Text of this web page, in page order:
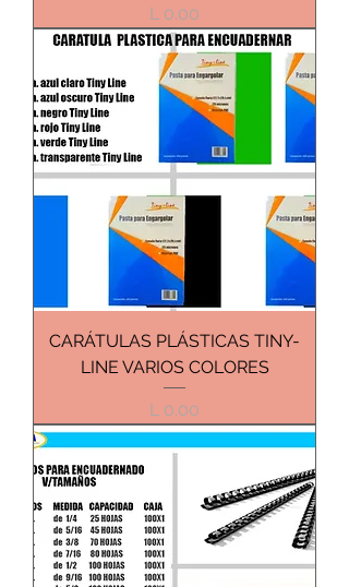
Precio
L 0.00
CARÁTULAS PLÁSTICAS TINY-
LINE VARIOS COLORES
Precio
L 0.00